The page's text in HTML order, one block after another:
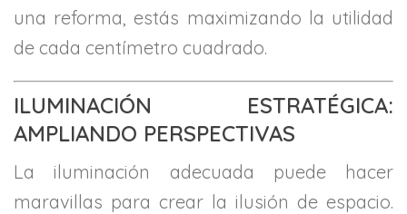
una reforma, estás maximizando la utilidad
de cada centímetro cuadrado.
ILUMINACIÓN ESTRATÉGICA:
AMPLIANDO PERSPECTIVAS
La iluminación adecuada puede hacer
maravillas para crear la ilusión de espacio.